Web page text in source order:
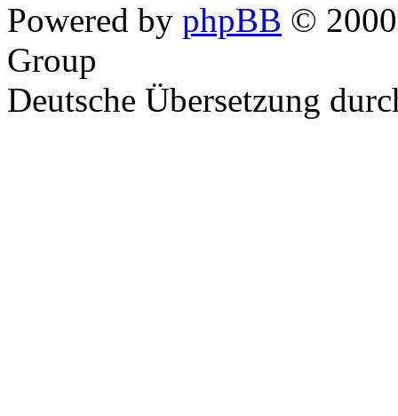
Powered by phpBB ©
Group
Deutsche Übersetzung